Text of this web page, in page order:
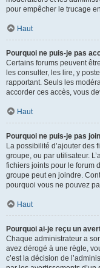
pour empêcher le trucage
Haut
Pourquoi ne puis-je pas
Certains forums peuvent
les consulter, les lire, y
rapportant. Seuls les
accorder ces accès, vous
Haut
Pourquoi ne puis-je pas
La possibilité d’ajouter des
groupe, ou par utilisateur.
fichiers joints pour le forum
groupe peut en joindre.
pourquoi vous ne pouvez
Haut
Pourquoi ai-je reçu un
Chaque administrateur a
avez dérogé à une règle,
c’est la décision de